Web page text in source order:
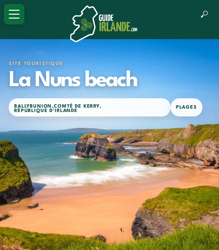
SITE TOURISTIQUE
La Nuns beach
BALLYBUNION,COMTÉ DE KERRY,
RÉPUBLIQUE D'IRLANDE
PLAGES